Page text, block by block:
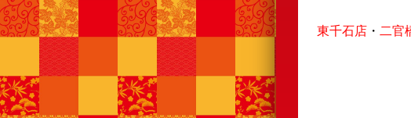
東千石店 ・ 二官